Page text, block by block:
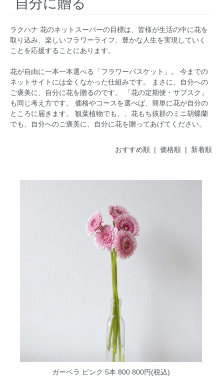
自分に贈る
ラクハナ 花のネットスーパーの目標は、皆様が生活の中に花を
取り込み、楽しいフラワーライフ、豊かな人生を実現していく
ことを応援することにあります。
花が自由に一本一本選べる「フラワーバスケット」。 今までの
ネットサイトには全くなかった仕組みです。 まさに、自分への
ご褒美に、自分に花を贈るのです。 「花の定期便・サブスク」
も同じ考え方です。 価格やコースを選べば、簡単に花が自分の
ところに届きます。 観葉植物でも、、花もち抜群のミニ胡蝶蘭
でも、自分へのご褒美に、自分に花を贈ってあげてください。
おすすめ順 | 価格順| 新着順
ガーベラ ピンク 5本 800800円(税込)